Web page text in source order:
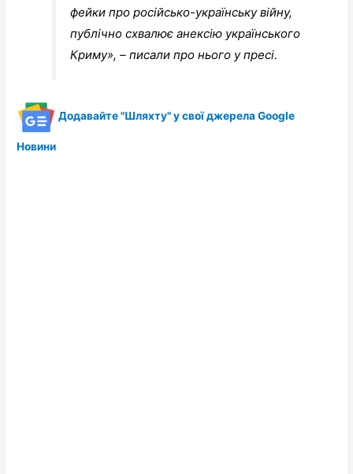
фейки про російсько-українську війну,
публічно схвалює анексію українського
Криму», – писали про нього у пресі.
Додавайте "Шляхту" у свої джерела Google
Новини